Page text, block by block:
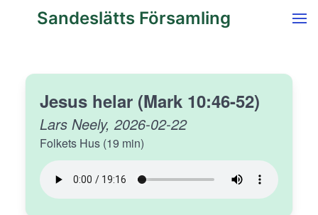
Sandeslätts Församling
Jesus helar (Mark 10:46-52)
Lars Neely, 2026-02-22
Folkets Hus (19 min)